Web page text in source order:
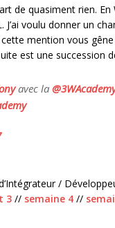
de quasiment rien. En
voulu donner un
mention vous
est une succession
avec la
/
3 // semaine 4 //